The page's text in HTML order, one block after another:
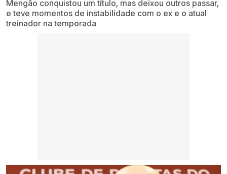
Mengão conquistou um título, mas deixou outros passar,
e teve momentos de instabilidade com o ex e o atual
treinador na temporada